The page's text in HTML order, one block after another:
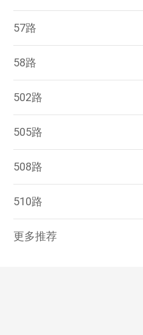
57路
58路
502路
505路
508路
510路
更多推荐